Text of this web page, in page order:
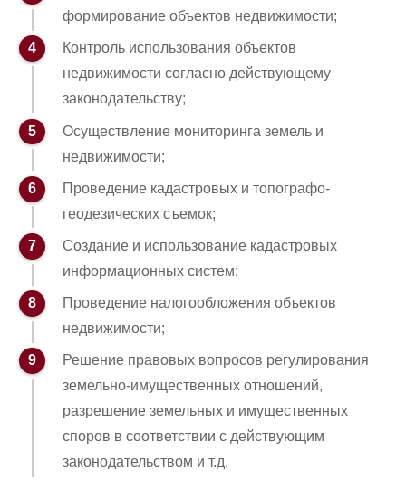
формирование объектов недвижимости;
Контроль использования объектов
недвижимости согласно действующему
законодательству;
Осуществление мониторинга земель и
недвижимости;
Проведение кадастровых и топографо-
геодезических съемок;
Создание и использование кадастровых
информационных систем;
Проведение налогообложения объектов
недвижимости;
Решение правовых вопросов регулирования
земельно-имущественных отношений,
разрешение земельных и имущественных
споров в соответствии с действующим
законодательством и т.д.